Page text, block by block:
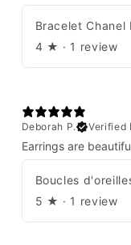
4 ★ · 1 review
Deborah P.
Verified
Earrings are
5 ★ · 1 review